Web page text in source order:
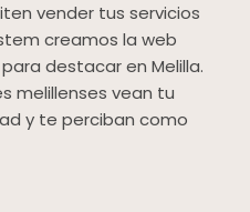
vender tus servicios
creamos la web
destacar en Melilla.
melillenses vean tu
y te perciban como